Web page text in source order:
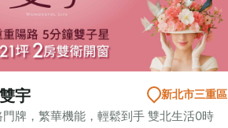
宇 新北市三重區
門牌，繁華機能，輕鬆到手 雙北生活0時